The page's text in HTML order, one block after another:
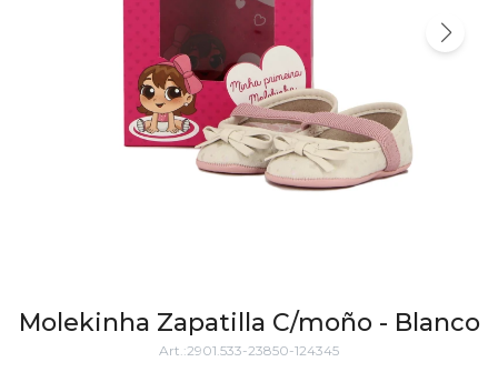
Molekinha Zapatilla C/moño - Blanco
2901.533-23850-124345